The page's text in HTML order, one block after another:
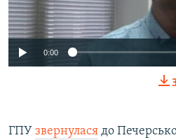
0:00
​ГПУ звернулася до